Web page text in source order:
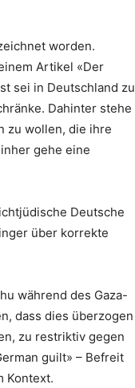
worden.
Artikel «Der
sei in Deutschland zu
Dahinter stehe
zu wollen, die ihre
gehe eine
Deutsche
über korrekte
während des Gaza-
dass dies überzogen
zu restriktiv gegen
guilt» – Befreit
Kontext.